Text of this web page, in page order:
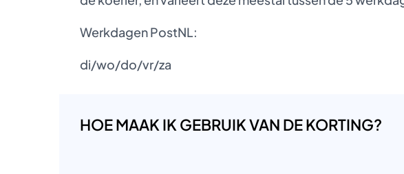
Werkdagen PostNL:
di/wo/do/vr/za
HOE MAAK IK GEBRUIK VAN DE KORTING?